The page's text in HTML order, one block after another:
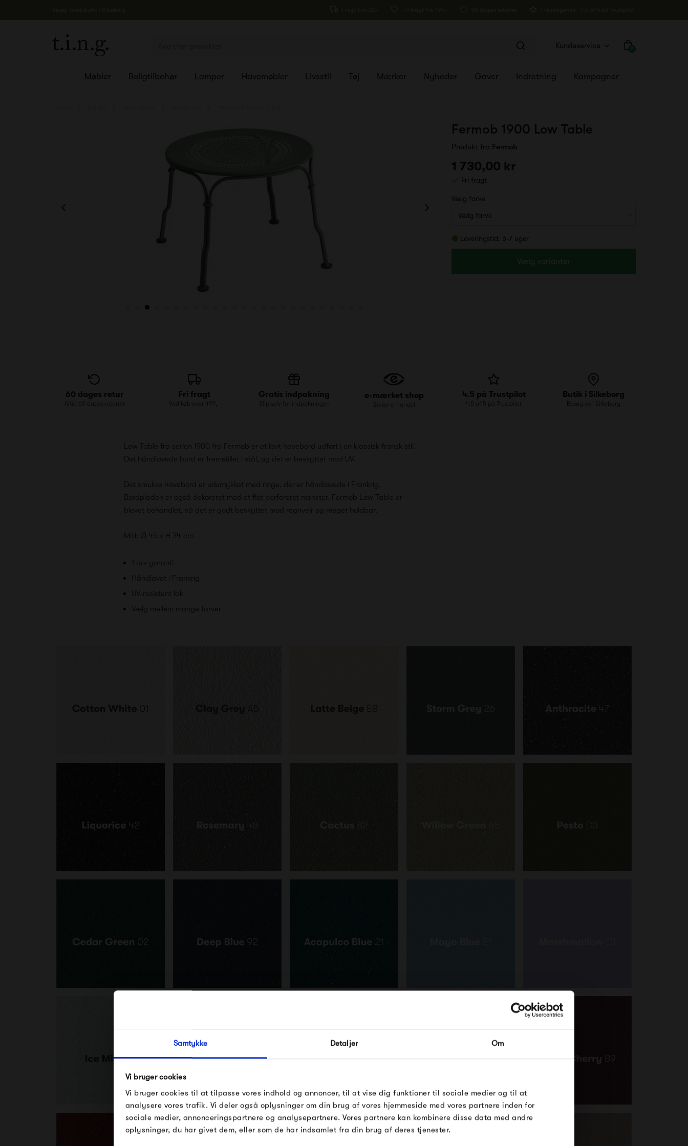
Samtykke Detaljer Om
Vi bruger cookies
Vi bruger cookies til at tilpasse vores indhold og annoncer, til at vise dig funktioner til sociale medier og til at
analysere vores trafik. Vi deler også oplysninger om din brug af vores hjemmeside med vores partnere inden for
sociale medier, annonceringspartnere og analysepartnere. Vores partnere kan kombinere disse data med andre
oplysninger, du har givet dem, eller som de har indsamlet fra din brug af deres tjenester.
0
Kundeservice
Møbler Boligtilbehør Lamper Havemøbler Livsstil Tøj Mærker Nyheder Gaver Indretning Kampagner
Fermob 1900 Low Table
Produkt fra Fermob
1 730,00 kr
Fri fragt
Vælg farve
Leveringstid: 5-7 uger
Vælg varianter
60 dages retur
Altid 60 dages returret
Fri fragt
Ved køb over 499,-
Gratis indpakning
Slip selv for indpakningen
e-mærket shop
Sikker e-handel
4.5 på Trustpilot
4.5 af 5 på Trustpilot
Butik i Silkeborg
Besøg os i Silkeborg
Low Table fra serien 1900 fra Fermob er et lavt havebord udført i en klassisk fransk stil.
Det håndlavede bord er fremstillet i stål, og det er beskyttet mod UV.
Det smukke havebord er udsmykket med ringe, der er håndlavede i Frankrig.
Bordpladen er også dekoreret med et flot perforeret mønster. Fermob Low Table er
blevet behandlet, så det er godt beskyttet mod regnvejr og meget holdbar.
Mål: Ø 45 x H 34 cm.
1 års garanti
Håndlavet i Frankrig
UV-resistent lak
Vælg mellem mange farver
FÅ 10% PÅ DIN NÆSTE ORDRE
Gælder ikke på produkter fra Fermob, File Under
Pop og i forvejen nedsatte produkter.